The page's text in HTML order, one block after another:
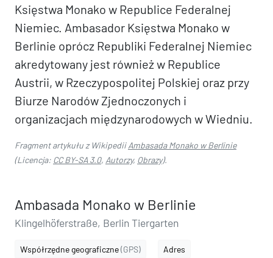
Księstwa Monako w Republice Federalnej
Niemiec. Ambasador Księstwa Monako w
Berlinie oprócz Republiki Federalnej Niemiec
akredytowany jest również w Republice
Austrii, w Rzeczypospolitej Polskiej oraz przy
Biurze Narodów Zjednoczonych i
organizacjach międzynarodowych w Wiedniu.
Fragment artykułu z WikipediiAmbasada Monako w Berlinie
(Licencja: CC BY-SA 3.0, Autorzy, Obrazy).
Ambasada Monako w Berlinie
Klingelhöferstraße, Berlin Tiergarten
Współrzędne geograficzne(GPS) Adres